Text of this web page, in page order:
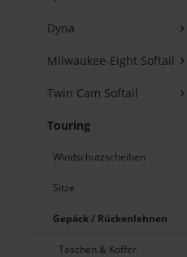
Dyna
Milwaukee-Eight Softail
Twin Cam Softail
Touring
Windschutzscheiben
Sitze
Gepäck / Rückenlehnen
Taschen & Koffer